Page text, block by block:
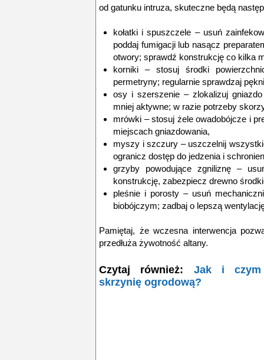
od gatunku intruza, skuteczne będą
kołatki i spuszczele – usuń
poddaj fumigacji lub nasącz
otwory; sprawdź konstrukcję co kilka
korniki – stosuj środki
permetryny; regularnie sprawdzaj
osy i szerszenie – zlokalizuj
mniej aktywne; w razie potrzeby
mrówki – stosuj żele owadobójcze i
miejscach gniazdowania,
myszy i szczury – uszczelnij
ogranicz dostęp do jedzenia i
grzyby powodujące zgniliznę –
konstrukcję, zabezpiecz drewno
pleśnie i porosty – usuń
biobójczym; zadbaj o lepszą
Pamiętaj, że wczesna interwencja
przedłuża żywotność altany.
Czytaj również: Jak i czym
skrzynię ogrodową?